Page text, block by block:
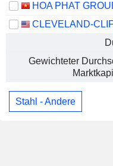
HOA PHAT
CLEVELAND-
Gewichteter
Stahl - Andere